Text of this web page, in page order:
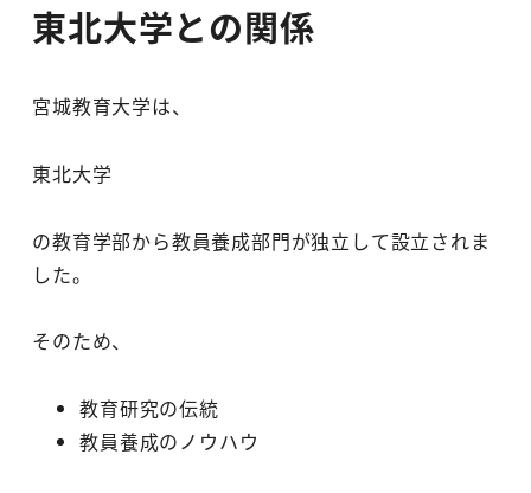
東北大学との関係
宮城教育大学は、
東北大学
の教育学部から教員養成部門が独立して設立されま
した。
そのため、
教育研究の伝統
教員養成のノウハウ